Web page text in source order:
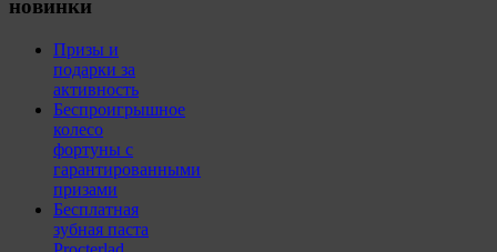
новинки
Призы и
подарки за
активность
Беспроигрышное
колесо
фортуны с
гарантированными
призами
Бесплатная
зубная паста